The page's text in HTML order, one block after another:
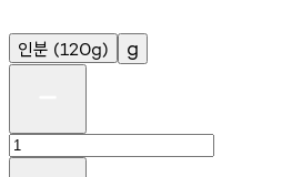
인분 (120g) g